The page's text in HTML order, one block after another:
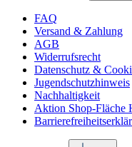
FAQ
Versand & Zahlung
AGB
Widerrufsrecht
Datenschutz &
Jugendschutzhinweis
Nachhaltigkeit
Aktion Shop-Fläche